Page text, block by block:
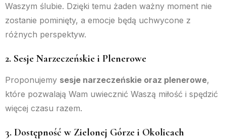
Waszym ślubie. Dzięki temu żaden ważny moment nie
zostanie pominięty, a emocje będą uchwycone z
różnych perspektyw.
2. Sesje Narzeczeńskie i Plenerowe
Proponujemy sesje narzeczeńskie oraz plenerowe,
które pozwalają Wam uwiecznić Waszą miłość i spędzić
więcej czasu razem.
3. Dostępność w Zielonej Górze i Okolicach